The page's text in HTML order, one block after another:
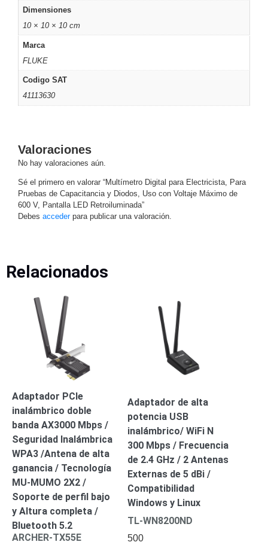
con
Respaldo
PoEPDUPlantas
Energía
de Largo
Alcance
- No Break
Completos
IP
Megapixel
de 4
CanalesTurboHD
de 8
Mobiliario
Apoyo Pantallas
MonitoresVideowall
Seguridad
Protección
Descargas
Corriente
AlternaCorriente
Directa
Servidores
/
Almacenamiento
Accesorios
Discos
Mecánicos
(HDD)Memorias
Dimensiones
10 × 10 × 10 cm
Marca
FLUKE
Codigo SAT
41113630
Valoraciones
No hay valoraciones aún.
Sé el primero en valorar “Multímetro Digital para Electricista, Para
Pruebas de Capacitancia y Diodos, Uso con Voltaje Máximo de
600 V, Pantalla LED Retroiluminada”
Debes accederpara publicar una valoración.
Relacionados
Adaptador PCIe
inalámbrico doble
banda AX3000 Mbps /
Seguridad Inalámbrica
WPA3 /Antena de alta
ganancia / Tecnología
MU-MUMO 2X2 /
Soporte de perfil bajo
y Altura completa /
Bluetooth 5.2
ARCHER-TX55E
Adaptador de alta
potencia USB
inalámbrico/ WiFi N
300 Mbps / Frecuencia
de 2.4 GHz / 2 Antenas
Externas de 5 dBi /
Compatibilidad
Windows y Linux
TL-WN8200ND
500